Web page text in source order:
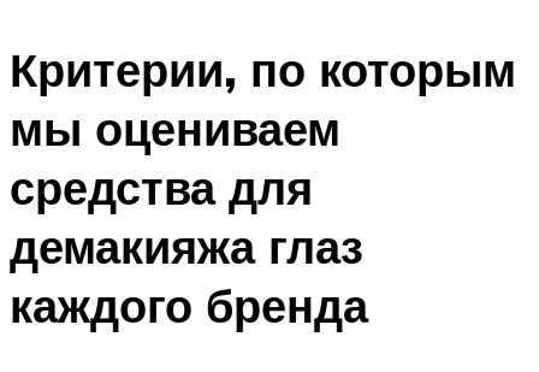
Критерии, по которым
мы оцениваем
средства для
демакияжа глаз
каждого бренда